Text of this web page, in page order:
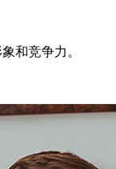
和竞争力。